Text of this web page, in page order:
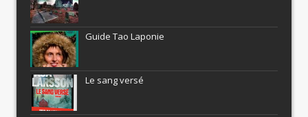
Guide Tao Laponie
Le sang versé